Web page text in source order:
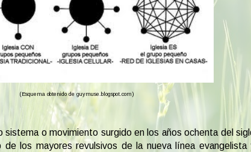
(Esquema obtenido de guymuse.blogspot.com)
sistema o movimiento surgido en los años ochenta del
de los mayores revulsivos de la nueva línea evangelista